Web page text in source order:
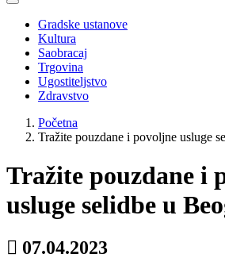
Toggle
navigationGradske ustanove
Kultura
Saobracaj
Trgovina
Ugostiteljstvo
Zdravstvo
Početna
Tražite pouzdane i povoljne usluge
Tražite pouzdane i
usluge selidbe u
07.04.2023